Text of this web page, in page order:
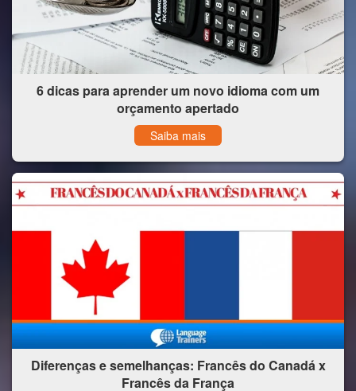
6 dicas para aprender um novo idioma com um
orçamento apertado
Saiba mais
Diferenças e semelhanças: Francês do Canadá x
Francês da França